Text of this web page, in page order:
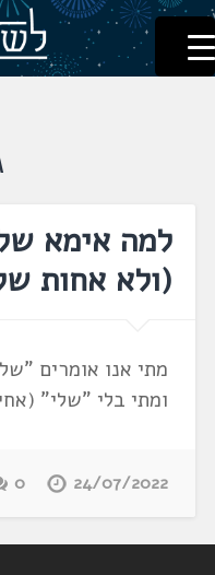
דלג
לתוכן
לשוניאדה
עברית. לשון. שפה
למה אימא
(ולא אחות
מתי אנו אומרים
ומתי בלי "שלי"
24/07/2022
0